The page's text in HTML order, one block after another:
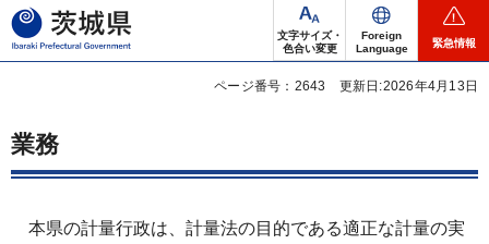
茨城県
文字サイズ・
色合い変更
Foreign
Language
緊急情報
ページ番号：2643 更新日:2026年4月13日
業務
本県の計量行政は、計量法の目的である適正な計量の実